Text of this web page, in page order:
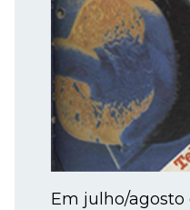
Em julho/agosto